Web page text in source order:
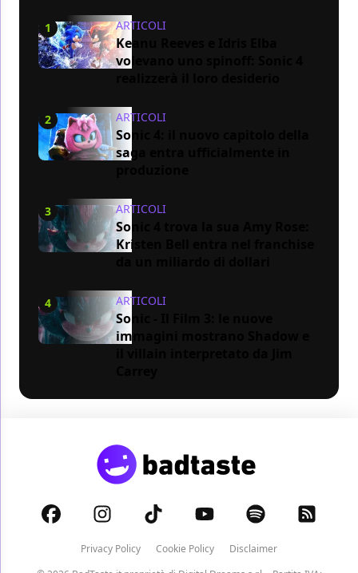
1 ARTICOLI
Keanu Reeves e Idris Elba
volevano uno spinoff: Sonic 4
2 ARTICOLI
Sonic 4: il nuovo capitolo della
saga entra ufficialmente in
3 ARTICOLI
Sonic 4 trova la sua Amy Rose:
Kristen Bell entra nel franchise
4 ARTICOLI
Sonic - Il Film 3: le nuove
immagini mostrano Shadow e
Privacy Policy Cookie Policy
Disclaimer